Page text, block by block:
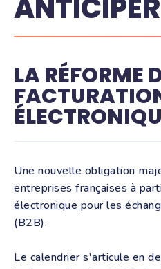
ANTICIPER
LA RÉFORME
Une nouvelle obligation
entreprises françaises à
électronique pour les
(B2B).
Le calendrier s'articule en